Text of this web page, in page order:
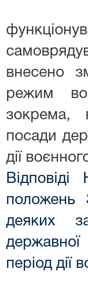
внесено
режим
зокрема,
посади
дії
положень
деяких
період дії